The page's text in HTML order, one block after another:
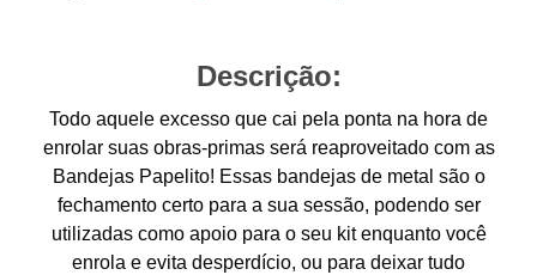
Descrição:
Todo aquele excesso que cai pela ponta na hora de
enrolar suas obras-primas será reaproveitado com as
Bandejas Papelito! Essas bandejas de metal são o
fechamento certo para a sua sessão, podendo ser
utilizadas como apoio para o seu kit enquanto você
enrola e evita desperdício, ou para deixar tudo